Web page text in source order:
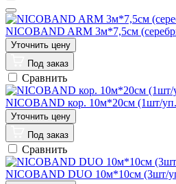
NICOBAND ARM 3м*7,5cм
Под заказ
Сравнить
NICOBAND кор. 10м*20см (1шт/
Под заказ
Сравнить
NICOBAND DUO 10м*10cм (3шт/